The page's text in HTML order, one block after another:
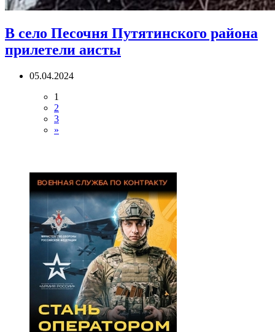
В село Песочня Путятинского района
прилетели аисты
05.04.2024
1
2
3
»